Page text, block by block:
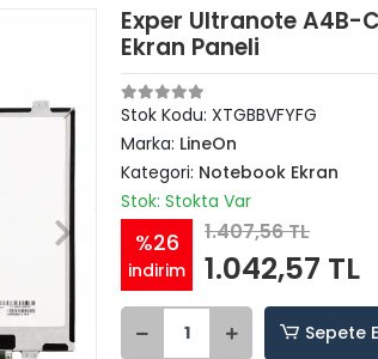
Exper Ultranote A4B-
Ekran Paneli
Stok Kodu: XTGBBVFYFG
Marka: LineOn
Kategori: Notebook Ekran
Stok: Stokta Var
%26
indirim
1.407,56 TL
1.042,57 TL
Sepete